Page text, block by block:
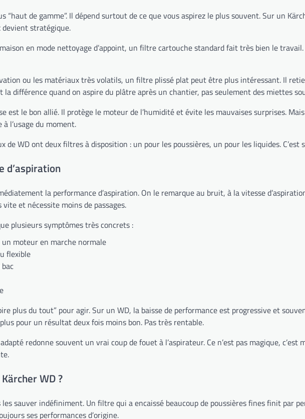
“haut de gamme”. Il dépend surtout de ce que vous aspirez le plus souvent. Sur un
devient stratégique.
en mode nettoyage d’appoint, un filtre cartouche standard fait très bien le
ou les matériaux très volatils, un filtre plissé plat peut être plus intéressant. Il
différence quand on aspire du plâtre après un chantier, pas seulement des miettes
est le bon allié. Il protège le moteur de l’humidité et évite les mauvaises surprises.
l’usage du moment.
de WD ont deux filtres à disposition : un pour les poussières, un pour les liquides.
d’aspiration
la performance d’aspiration. On le remarque au bruit, à la vitesse
et nécessite moins de passages.
plusieurs symptômes très concrets :
moteur en marche normale
flexible
plus du tout” pour agir. Sur un WD, la baisse de performance est progressive et
pour un résultat deux fois moins bon. Pas très rentable.
redonne souvent un vrai coup de fouet à l’aspirateur. Ce n’est pas magique,
WD ?
sauver indéfiniment. Un filtre qui a encaissé beaucoup de poussières fines finit par
ses performances d’origine.